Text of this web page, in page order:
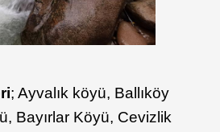
; Ayvalık köyü, Ballıköy
Bayırlar Köyü, Cevizlik